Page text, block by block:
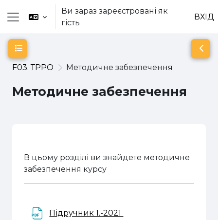
Перейти до головного вмісту
Бокова панель
Ви зараз зареєстровані як
гість
ВХІД
F03. ТРРО Методичне забезпечення
Методичне забезпечення
Відкритий покажчик курсу
Схема розділу
В цьому розділі ви знайдете методичне
забезпечення курсу
Підручник 1.-2021